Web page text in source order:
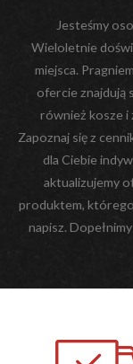
Jesteśmy
Wieloletnie
miejsca.
ofercie znajdują
również kosze i
Zapoznaj się z
dla Ciebie
aktualizujemy
produktem, którego
napisz.